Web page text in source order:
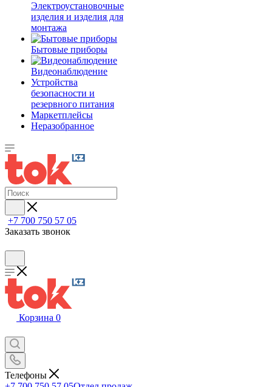
Электроустановочные
изделия и изделия для
монтажа
Бытовые приборы
Видеонаблюдение
Устройства
безопасности и
резервного питания
Маркетплейсы
Неразобранное
+7 700 750 57 05
Заказать звонок
Корзина 0
Телефоны